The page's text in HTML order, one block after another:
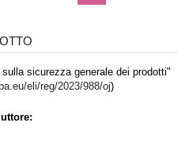
sicurezza generale dei prodotti"
eli/reg/2023/988/oj)